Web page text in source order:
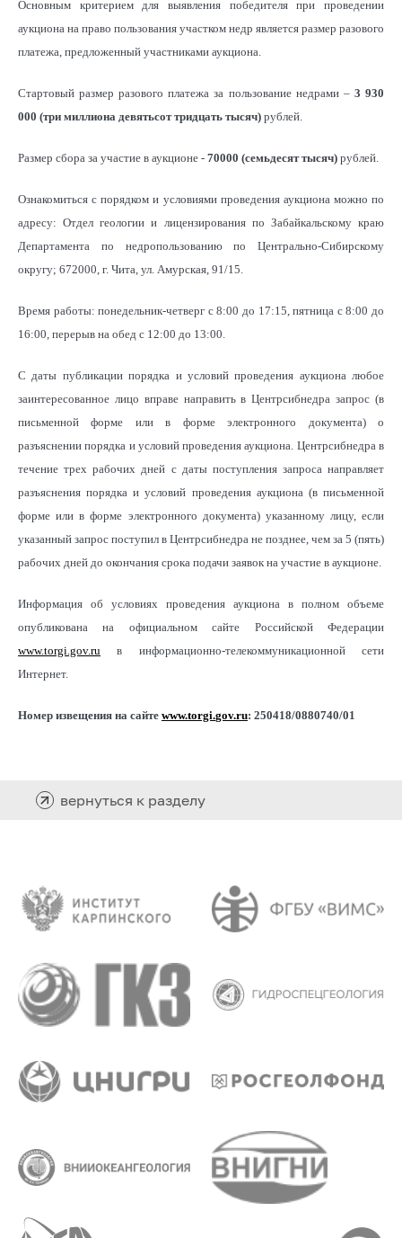
Основным критерием для выявления победителя при проведении
аукциона на право пользования участком недр является размер разового
платежа, предложенный участниками аукциона.
Стартовый размер разового платежа за пользование недрами – 3 930
000 (три миллиона девятьсот тридцать тысяч) рублей.
Размер сбора за участие в аукционе - 70000 (семьдесят тысяч) рублей.
Ознакомиться с порядком и условиями проведения аукциона можно по
адресу: Отдел геологии и лицензирования по Забайкальскому краю
Департамента по недропользованию по Центрально-Сибирскому
округу; 672000, г. Чита, ул. Амурская, 91/15.
Время работы: понедельник-четверг с 8:00 до 17:15, пятница с 8:00 до
16:00, перерыв на обед с 12:00 до 13:00.
С даты публикации порядка и условий проведения аукциона любое
заинтересованное лицо вправе направить в Центрсибнедра запрос (в
письменной форме или в форме электронного документа) о
разъяснении порядка и условий проведения аукциона. Центрсибнедра в
течение трех рабочих дней с даты поступления запроса направляет
разъяснения порядка и условий проведения аукциона (в письменной
форме или в форме электронного документа) указанному лицу, если
указанный запрос поступил в Центрсибнедра не позднее, чем за 5 (пять)
рабочих дней до окончания срока подачи заявок на участие в аукционе.
Информация об условиях проведения аукциона в полном объеме
опубликована на официальном сайте Российской Федерации
www.torgi.gov.ru в информационно-телекоммуникационной сети
Интернет.
Номер извещения на сайте www.torgi.gov.ru: 250418/0880740/01
вернуться к разделу